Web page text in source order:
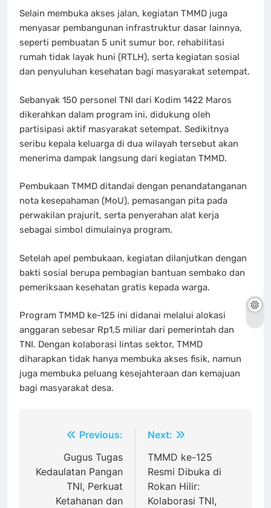
Selain membuka akses jalan, kegiatan TMMD juga
menyasar pembangunan infrastruktur dasar lainnya,
seperti pembuatan 5 unit sumur bor, rehabilitasi
rumah tidak layak huni (RTLH), serta kegiatan sosial
dan penyuluhan kesehatan bagi masyarakat setempat.
Sebanyak 150 personel TNI dari Kodim 1422 Maros
dikerahkan dalam program ini, didukung oleh
partisipasi aktif masyarakat setempat. Sedikitnya
seribu kepala keluarga di dua wilayah tersebut akan
menerima dampak langsung dari kegiatan TMMD.
Pembukaan TMMD ditandai dengan penandatanganan
nota kesepahaman (MoU), pemasangan pita pada
perwakilan prajurit, serta penyerahan alat kerja
sebagai simbol dimulainya program.
Setelah apel pembukaan, kegiatan dilanjutkan dengan
bakti sosial berupa pembagian bantuan sembako dan
pemeriksaan kesehatan gratis kepada warga.
Program TMMD ke-125 ini didanai melalui alokasi
anggaran sebesar Rp1,5 miliar dari pemerintah dan
TNI. Dengan kolaborasi lintas sektor, TMMD
diharapkan tidak hanya membuka akses fisik, namun
juga membuka peluang kesejahteraan dan kemajuan
bagi masyarakat desa.
NavigasiPrevious:
Gugus Tugas
Kedaulatan Pangan
TNI, Perkuat
Ketahanan dan
Next:
TMMD ke-125
Resmi Dibuka di
Rokan Hilir:
Kolaborasi TNI,